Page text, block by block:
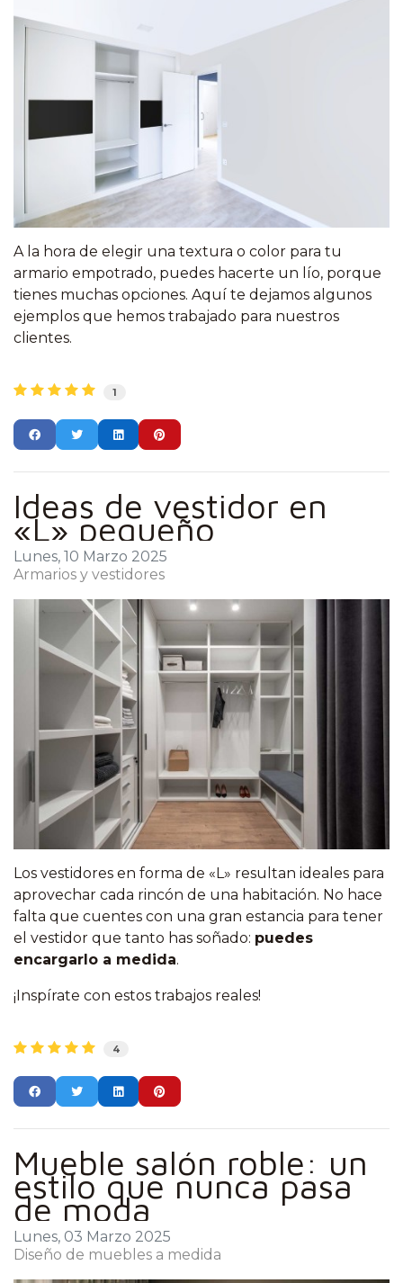
A la hora de elegir una textura o color para tu
armario empotrado, puedes hacerte un lío, porque
tienes muchas opciones. Aquí te dejamos algunos
ejemplos que hemos trabajado para nuestros
clientes.
1
Ideas de vestidor en
«L» pequeño
Lunes, 10 Marzo 2025
Armarios y vestidores
Los vestidores en forma de «L» resultan ideales para
aprovechar cada rincón de una habitación. No hace
falta que cuentes con una gran estancia para tener
el vestidor que tanto has soñado: puedes
encargarlo a medida.
¡Inspírate con estos trabajos reales!
4
Mueble salón roble: un
estilo que nunca pasa
de moda
Lunes, 03 Marzo 2025
Diseño de muebles a medida